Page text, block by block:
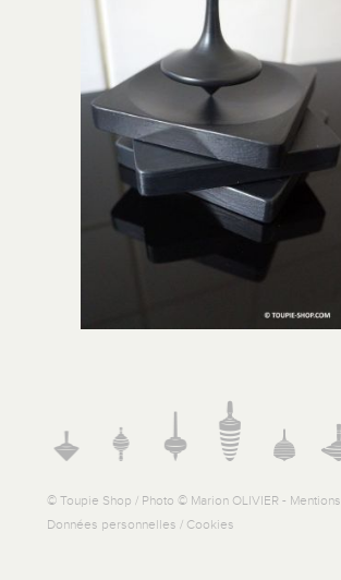
© Toupie Shop / Photo © Marion OLIVIER -
Données personnelles / Cookies